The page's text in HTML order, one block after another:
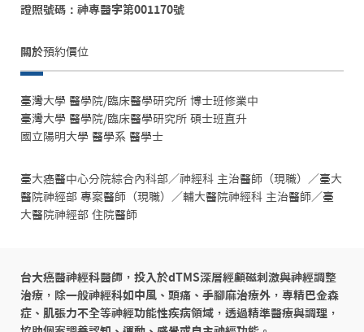
證照號碼：神專醫字第001170號
關於預約價位
臺灣大學 醫學院/臨床醫學研究所 博士班修業中
臺灣大學 醫學院/臨床醫學研究所 碩士班直升
國立陽明大學 醫學系 醫學士
臺大癌醫中心分院綜合內科部／神經科 主治醫師（現職）／臺大
醫院神經部 專案醫師（現職）／輔大醫院神經科 主治醫師／臺
大醫院神經部 住院醫師
台大癌醫神經科醫師，投入於dTMS深層經顱磁刺激與神經調整
治療，除一般神經科如中風、頭痛、手腳麻治療外，專精巴金森
症、肌張力不全等神經功能性疾病領域，透過精準醫療與調理，